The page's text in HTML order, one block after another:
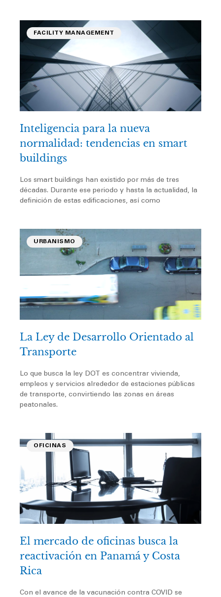
FACILITY MANAGEMENT
Inteligencia para la nueva
normalidad: tendencias en smart
buildings
Los smart buildings han existido por más de tres
décadas. Durante ese periodo y hasta la actualidad, la
definición de estas edificaciones, así como
URBANISMO
La Ley de Desarrollo Orientado al
Transporte
Lo que busca la ley DOT es concentrar vivienda,
empleos y servicios alrededor de estaciones públicas
de transporte, convirtiendo las zonas en áreas
peatonales.
OFICINAS
El mercado de oficinas busca la
reactivación en Panamá y Costa
Rica
Con el avance de la vacunación contra COVID se